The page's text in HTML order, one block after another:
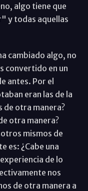
algo tiene que
y todas aquellas
cambiado algo, no
convertido en un
antes. Por el
eran las de la
de otra manera?
otra manera?
mismos de
es: ¿Cabe una
de lo
nos
de otra manera a